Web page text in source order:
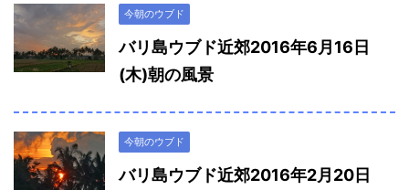
今朝のウブド
バリ島ウブド近郊2016年6月16日
(木)朝の風景
今朝のウブド
バリ島ウブド近郊2016年2月20日